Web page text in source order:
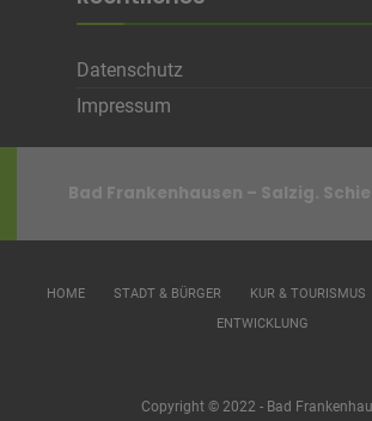
Datenschutz
Impressum
Bad Frankenhausen – Salzig.
HOME STADT & BÜRGER KUR & TOURISMUS
ENTWICKLUNG
Copyright © 2022 - Bad